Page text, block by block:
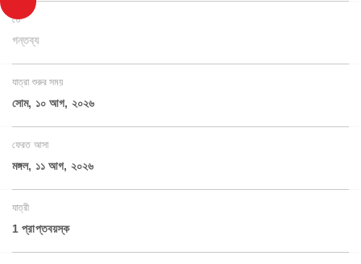
তে
গন্তব্য
যাত্রা শুরুর সময়
সোম, ১০ আগ, ২০২৬
ফেরত আসা
মঙ্গল, ১১ আগ, ২০২৬
যাত্রী
1 প্রাপ্তবয়স্ক